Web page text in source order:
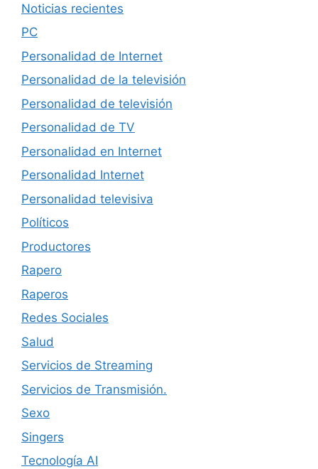
Noticias recientes
PC
Personalidad de Internet
Personalidad de la televisión
Personalidad de televisión
Personalidad de TV
Personalidad en Internet
Personalidad Internet
Personalidad televisiva
Políticos
Productores
Rapero
Raperos
Redes Sociales
Salud
Servicios de Streaming
Servicios de Transmisión.
Sexo
Singers
Tecnología AI